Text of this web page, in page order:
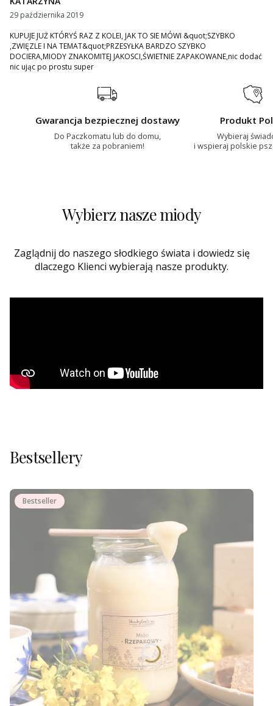
29 października 2019
KUPUJE JUŻ KTÓRYŚ RAZ Z KOLEI, JAK TO SIE MÓWI &quot;SZYBKO
,ZWIĘZLE I NA TEMAT&quot;PRZESYŁKA BARDZO SZYBKO
DOCIERA,MIODY ZNAKOMITEJ JAKOSCI,ŚWIETNIE ZAPAKOWANE,nic dodać
nic ując po prostu super
Gwarancja bezpiecznej dostawy
Do Paczkomatu lub do domu,
także za pobraniem!
Produkt
Wybieraj
i wspieraj polskie
Wybierz nasze miody
Zaglądnij do naszego słodkiego świata i dowiedz się
dlaczego Klienci wybierają nasze produkty.
Bestsellery
Bestseller